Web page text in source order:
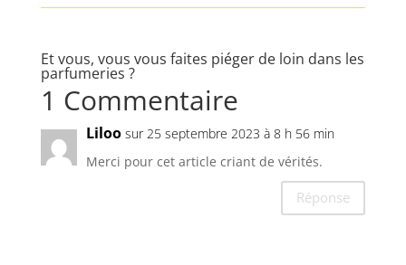
Et vous, vous vous faites piéger de loin dans les
parfumeries ?
1 Commentaire
Liloo sur 25 septembre 2023 à 8 h 56 min
Merci pour cet article criant de vérités.
Réponse